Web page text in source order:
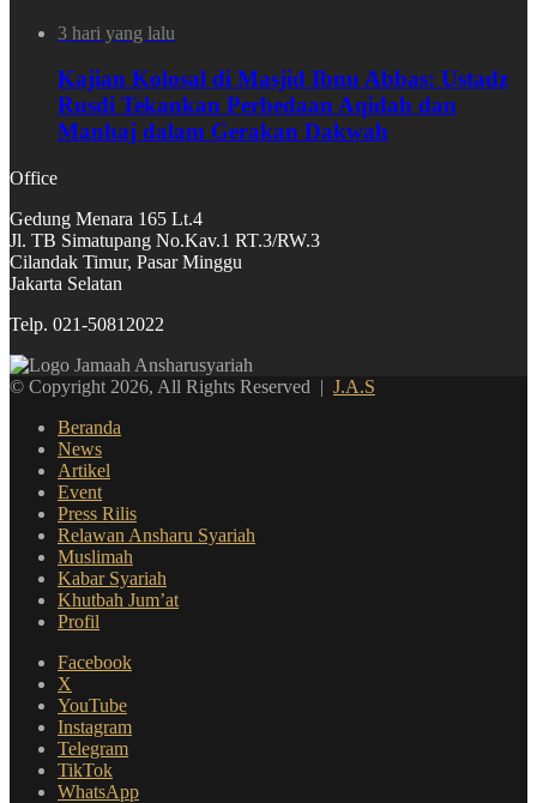
3 hari yang lalu
Kajian Kolosal di Masjid Ibnu Abbas: Ustadz
Rusdi Tekankan Perbedaan Aqidah dan
Manhaj dalam Gerakan Dakwah
Office
Gedung Menara 165 Lt.4
Jl. TB Simatupang No.Kav.1 RT.3/RW.3
Cilandak Timur, Pasar Minggu
Jakarta Selatan
Telp. 021-50812022
© Copyright 2026, All Rights Reserved | J.A.S
Beranda
News
Artikel
Event
Press Rilis
Relawan Ansharu Syariah
Muslimah
Kabar Syariah
Khutbah Jum’at
Profil
Facebook
X
YouTube
Instagram
Telegram
TikTok
WhatsApp